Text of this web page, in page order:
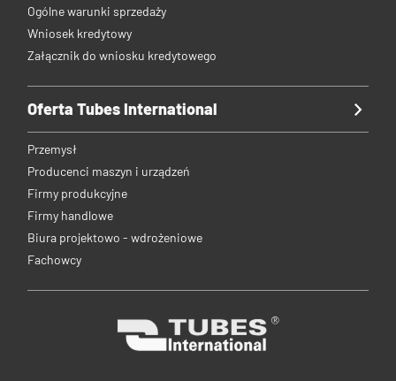
Ogólne warunki sprzedaży
Wniosek kredytowy
Załącznik do wniosku kredytowego
Oferta Tubes International
Przemysł
Producenci maszyn i urządzeń
Firmy produkcyjne
Firmy handlowe
Biura projektowo - wdrożeniowe
Fachowcy